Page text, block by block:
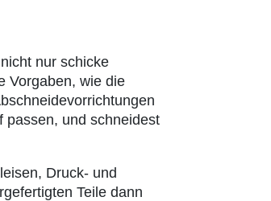
nur schicke
Vorgaben, wie die
passen, und schneidest
Druck- und
Teile dann